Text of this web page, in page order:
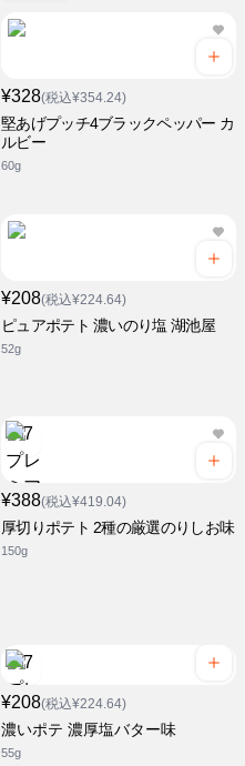
¥328(税込¥354.24)
堅あげプッチ4ブラックペッパー カ
ルビー
60g
¥208(税込¥224.64)
ピュアポテト 濃いのり塩 湖池屋
52g
¥388(税込¥419.04)
厚切りポテト 2種の厳選のりしお味
150g
¥208(税込¥224.64)
濃いポテ 濃厚塩バター味
55g